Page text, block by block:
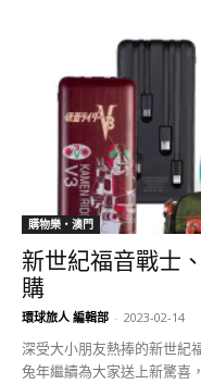
購物樂‧澳門
新世紀福音戰士
購
環球旅人 編輯部 - 2023-02-14
深受大小朋友熱捧的新世紀
兔年繼續為大家送上新驚喜